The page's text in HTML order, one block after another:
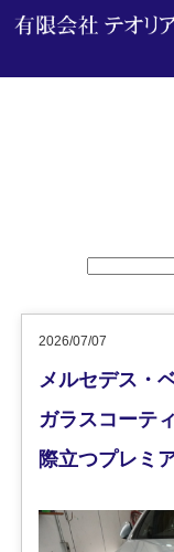
2026/07/07
メルセデス・
ガラスコーテ
際立つプレミ